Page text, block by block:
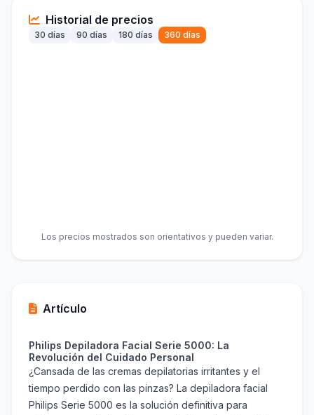
Historial de precios
30 días 90 días 180 días 360 días
Los precios mostrados son orientativos y pueden variar.
Artículo
Philips Depiladora Facial Serie 5000: La
Revolución del Cuidado Personal
¿Cansada de las cremas depilatorias irritantes y el
tiempo perdido con las pinzas? La depiladora facial
Philips Serie 5000 es la solución definitiva para